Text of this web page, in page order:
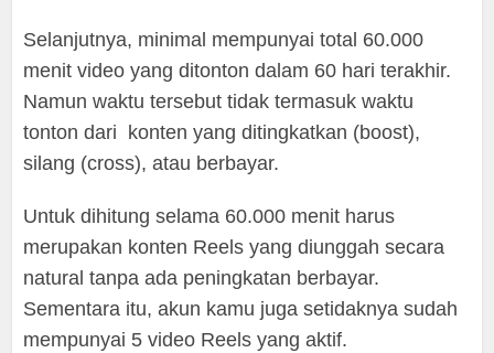
Selanjutnya, minimal mempunyai total 60.000
menit video yang ditonton dalam 60 hari terakhir.
Namun waktu tersebut tidak termasuk waktu
tonton dari konten yang ditingkatkan (boost),
silang (cross), atau berbayar.
Untuk dihitung selama 60.000 menit harus
merupakan konten Reels yang diunggah secara
natural tanpa ada peningkatan berbayar.
Sementara itu, akun kamu juga setidaknya sudah
mempunyai 5 video Reels yang aktif.